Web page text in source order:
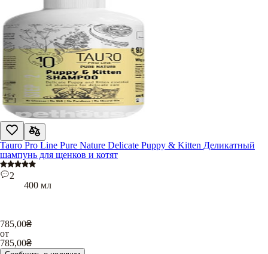
Tauro Pro Line Pure Nature Delicate Puppy & Kitten Деликатный
шампунь для щенков и котят
2
400 мл
785,00₴
от
785,00₴